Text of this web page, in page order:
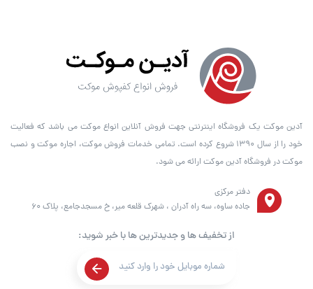
آدین موکت یک فروشگاه اینترنتی جهت فروش آنلاین انواع موکت می باشد که فعالیت
خود را از سال ۱۳۹۰ شروع کرده است. تمامی خدمات فروش موکت، اجاره موکت و نصب
موکت در فروشگاه آدین موکت ارائه می شود.
دفتر مرکزی
جاده ساوه، سه راه آدران ، شهرک قلعه میر، خ مسجدجامع، پلاک 60
از تخفیف ها و جدیدترین ها با خبر شوید: